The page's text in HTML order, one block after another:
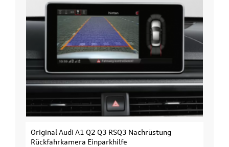
Original Audi A1 Q2 Q3 RSQ3 Nachrüstung
Rückfahrkamera Einparkhilfe